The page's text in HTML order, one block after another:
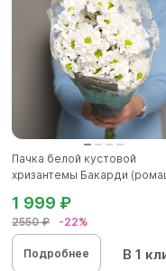
Пачка белой кустовой
хризантемы Бакарди
2550 ₽ -22%
1 999 ₽
Подробнее В 1